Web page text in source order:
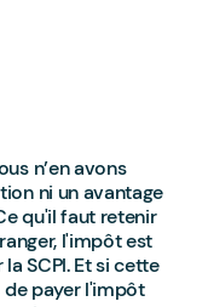
n’en avons
ni un avantage
qu'il faut retenir
l'impôt est
SCPI. Et si cette
de payer l'impôt